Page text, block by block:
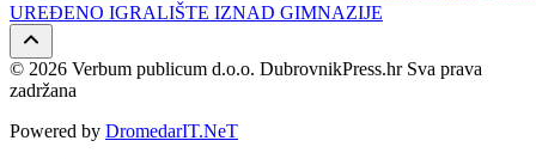
UREĐENO IGRALIŠTE IZNAD GIMNAZIJE
© 2026 Verbum publicum d.o.o. DubrovnikPress.hr Sva prava
zadržana
Powered by DromedarIT.NeT